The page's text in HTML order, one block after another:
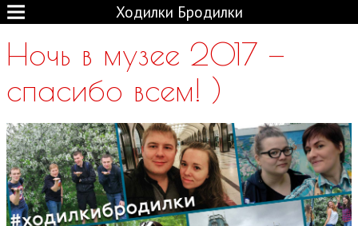
Ходилки Бродилки
Ночь в музее 2017 —
спасибо всем! )